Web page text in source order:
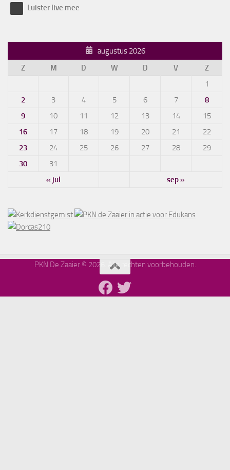
Luister live mee
augustus 2026
Z
M D W D V
Z
1
2
3 4 5 6 7
8
9
10 11 12 13 14
15
16
17 18 19 20 21
22
23
24 25 26 27 28
29
30
31
« jul
sep »
PKN De Zaaier © 2026. Alle rechten voorbehouden.